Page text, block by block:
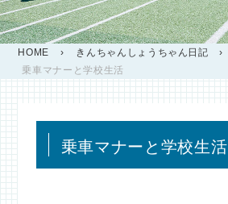
HOME › きんちゃんしょうちゃん日記
›
乗車マナーと学校生活
乗車マナーと学校生活